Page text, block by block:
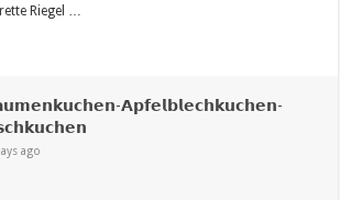
Riegel …
𝗔𝗽𝗳𝗲𝗹𝗯𝗹𝗲𝗰𝗵𝗸𝘂𝗰𝗵𝗲𝗻-
ago